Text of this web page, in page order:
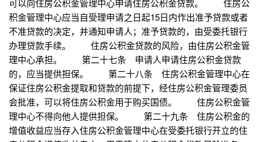
可以向住房公积金管理中心申请住房公积金贷款。 住房公
积金管理中心应当自受理申请之日起15日内作出准予贷款或者
不准贷款的决定，并通知申请人；准予贷款的，由受委托银行
办理贷款手续。 住房公积金贷款的风险，由住房公积金管
理中心承担。 第二十七条 申请人申请住房公积金贷款
的，应当提供担保。 第二十八条 住房公积金管理中心在
保证住房公积金提取和贷款的前提下，经住房公积金管理委员
会批准，可以将住房公积金用于购买国债。 住房公积金管
理中心不得向他人提供担保。 第二十九条 住房公积金的
增值收益应当存入住房公积金管理中心在受委托银行开立的住